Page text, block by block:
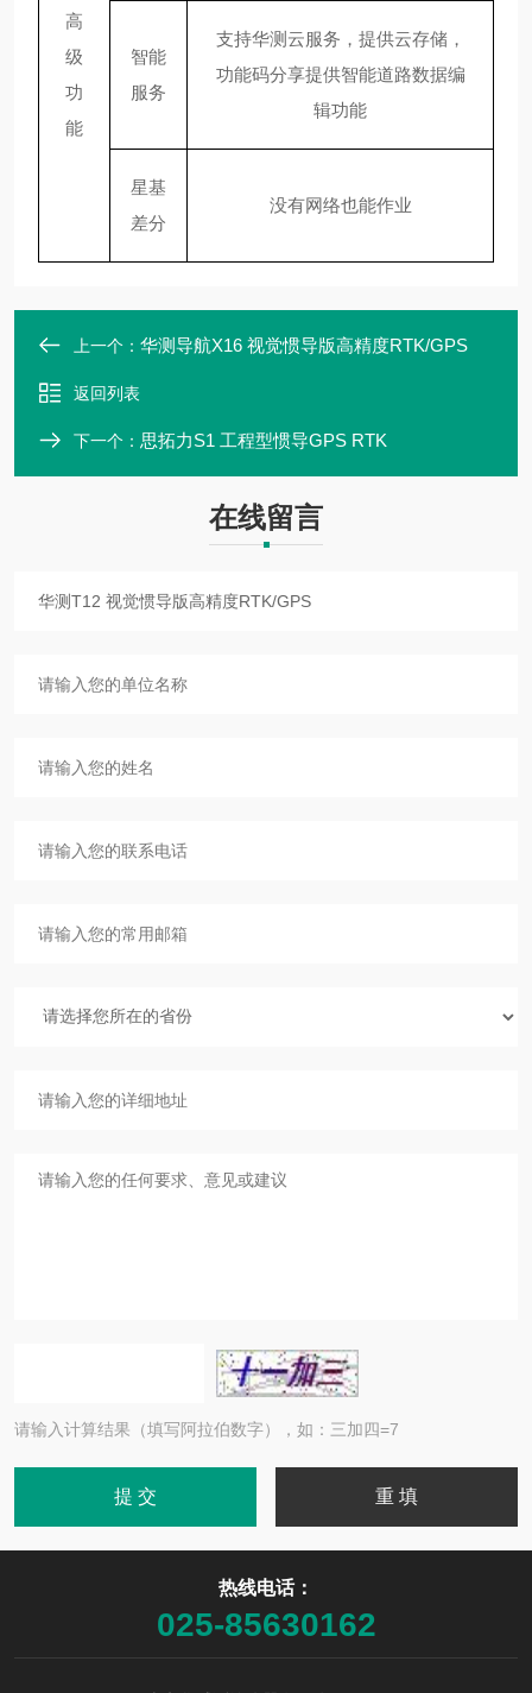
高
级
功
能
智能
服务
支持华测云服务，提供云存储，
功能码分享提供智能道路数据编
辑功能
星基
差分
没有网络也能作业
上一个： 华测导航X16 视觉惯导版高精度RTK/GPS
返回列表
下一个： 思拓力S1 工程型惯导GPS RTK
在线留言
请输入计算结果（填写阿拉伯数字），如：三加四=7
热线电话：
025-85630162